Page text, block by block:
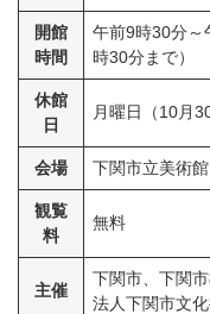
開館
時間
午前9時30分～
時30分まで）
休館
日
月曜日（10月
会場 下関市立美術館
観覧
料
無料
主催
下関市、下関
法人下関市文